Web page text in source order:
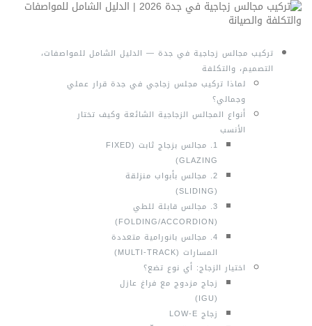
تركيب مجالس زجاجية في جدة — الدليل الشامل للمواصفات،
التصميم، والتكلفة
لماذا تركيب مجلس زجاجي في جدة قرار عملي
وجمالي؟
أنواع المجالس الزجاجية الشائعة وكيف تختار
الأنسب
1. مجالس بزجاج ثابت (FIXED
GLAZING)
2. مجالس بأبواب منزلقة
(SLIDING)
3. مجالس قابلة للطي
(FOLDING/ACCORDION)
4. مجالس بانورامية متعددة
المسارات (MULTI-TRACK)
اختيار الزجاج: أي نوع تضع؟
زجاج مزدوج مع فراغ عازل
(IGU)
زجاج LOW‑E